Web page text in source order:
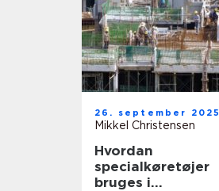
26. september 2025
Mikkel Christensen
Hvordan
specialkøretøjer
bruges i